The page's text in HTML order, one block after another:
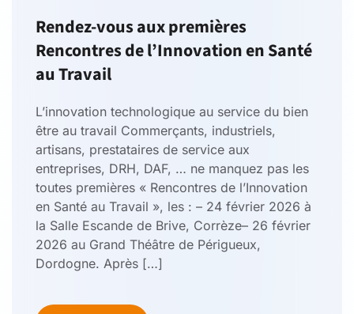
Rendez-vous aux premières
Rencontres de l’Innovation en Santé
au Travail
L’innovation technologique au service du bien
être au travail Commerçants, industriels,
artisans, prestataires de service aux
entreprises, DRH, DAF, … ne manquez pas les
toutes premières « Rencontres de l’Innovation
en Santé au Travail », les : – 24 février 2026 à
la Salle Escande de Brive, Corrèze– 26 février
2026 au Grand Théâtre de Périgueux,
Dordogne. Après […]